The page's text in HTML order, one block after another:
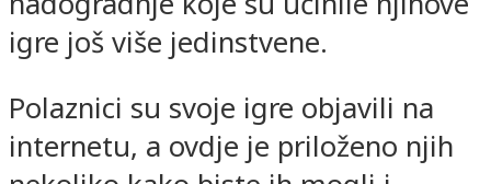
igre još više jedinstvene.
Polaznici su svoje igre objavili na
internetu, a ovdje je priloženo njih